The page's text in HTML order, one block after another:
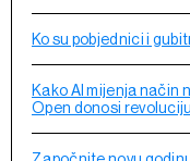
Ko su pobjednici i
Kako Al mijenja način
Open donosi revoluciju